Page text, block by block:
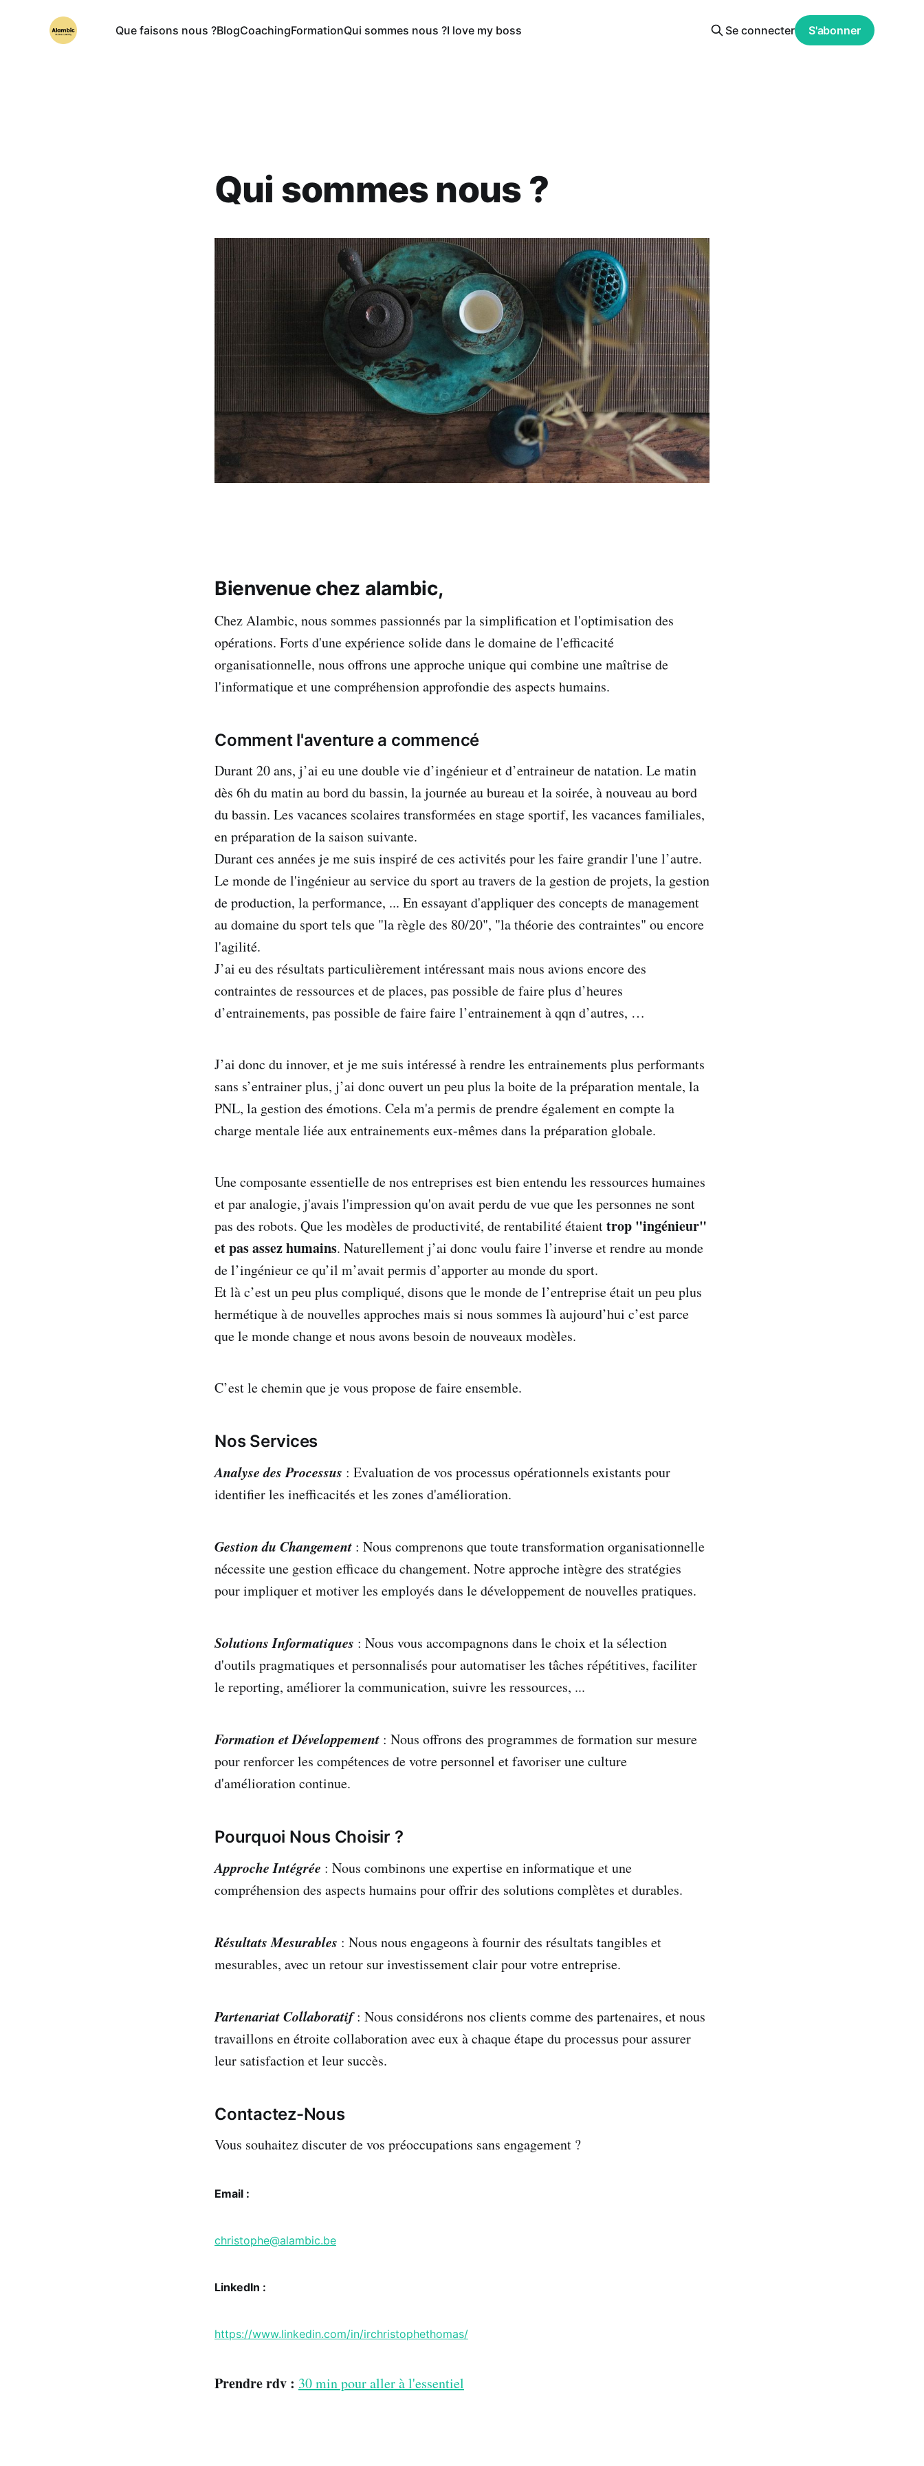
Que faisons nous ?BlogCoachingFormationQui sommes nous ?I love my boss Se connecter S'abonner
Qui sommes nous ?
Bienvenue chez alambic,
Chez Alambic, nous sommes passionnés par la simplification et l'optimisation des
opérations. Forts d'une expérience solide dans le domaine de l'efficacité
organisationnelle, nous offrons une approche unique qui combine une maîtrise de
l'informatique et une compréhension approfondie des aspects humains.
Comment l'aventure a commencé
Durant 20 ans, j’ai eu une double vie d’ingénieur et d’entraineur de natation. Le matin
dès 6h du matin au bord du bassin, la journée au bureau et la soirée, à nouveau au bord
du bassin. Les vacances scolaires transformées en stage sportif, les vacances familiales,
en préparation de la saison suivante.
Durant ces années je me suis inspiré de ces activités pour les faire grandir l'une l’autre.
Le monde de l'ingénieur au service du sport au travers de la gestion de projets, la gestion
de production, la performance, ... En essayant d'appliquer des concepts de management
au domaine du sport tels que "la règle des 80/20", "la théorie des contraintes" ou encore
l'agilité.
J’ai eu des résultats particulièrement intéressant mais nous avions encore des
contraintes de ressources et de places, pas possible de faire plus d’heures
d’entrainements, pas possible de faire faire l’entrainement à qqn d’autres, …
J’ai donc du innover, et je me suis intéressé à rendre les entrainements plus performants
sans s’entrainer plus, j’ai donc ouvert un peu plus la boite de la préparation mentale, la
PNL, la gestion des émotions. Cela m'a permis de prendre également en compte la
charge mentale liée aux entrainements eux-mêmes dans la préparation globale.
Une composante essentielle de nos entreprises est bien entendu les ressources humaines
et par analogie, j'avais l'impression qu'on avait perdu de vue que les personnes ne sont
pas des robots. Que les modèles de productivité, de rentabilité étaienttrop "ingénieur"
et pas assez humains. Naturellement j’ai donc voulu faire l’inverse et rendre au monde
de l’ingénieur ce qu’il m’avait permis d’apporter au monde du sport.
Et là c’est un peu plus compliqué, disons que le monde de l’entreprise était un peu plus
hermétique à de nouvelles approches mais si nous sommes là aujourd’hui c’est parce
que le monde change et nous avons besoin de nouveaux modèles.
C’est le chemin que je vous propose de faire ensemble.
Nos Services
Analyse des Processus : Evaluation de vos processus opérationnels existants pour
identifier les inefficacités et les zones d'amélioration.
Gestion du Changement : Nous comprenons que toute transformation organisationnelle
nécessite une gestion efficace du changement. Notre approche intègre des stratégies
pour impliquer et motiver les employés dans le développement de nouvelles pratiques.
Solutions Informatiques : Nous vous accompagnons dans le choix et la sélection
d'outils pragmatiques et personnalisés pour automatiser les tâches répétitives, faciliter
le reporting, améliorer la communication, suivre les ressources, ...
Formation et Développement : Nous offrons des programmes de formation sur mesure
pour renforcer les compétences de votre personnel et favoriser une culture
d'amélioration continue.
Pourquoi Nous Choisir ?
Approche Intégrée : Nous combinons une expertise en informatique et une
compréhension des aspects humains pour offrir des solutions complètes et durables.
Résultats Mesurables : Nous nous engageons à fournir des résultats tangibles et
mesurables, avec un retour sur investissement clair pour votre entreprise.
Partenariat Collaboratif: Nous considérons nos clients comme des partenaires, et nous
travaillons en étroite collaboration avec eux à chaque étape du processus pour assurer
leur satisfaction et leur succès.
Contactez-Nous
Vous souhaitez discuter de vos préoccupations sans engagement ?
Email :
christophe@alambic.be
LinkedIn :
https://www.linkedin.com/in/irchristophethomas/
Prendre rdv : 30 min pour aller à l'essentiel